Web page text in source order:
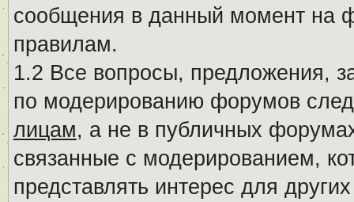
сообщения в данный момент на
правилам.
1.2 Все вопросы, предложения,
по модерированию форумов
лицам, а не в публичных
связанные с модерированием,
представлять интерес для